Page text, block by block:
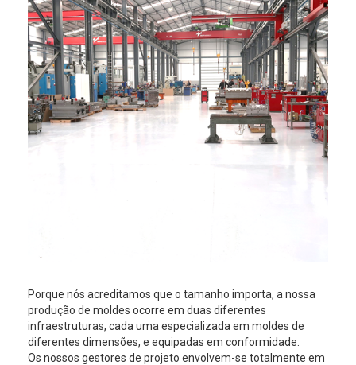
Porque nós acreditamos que o tamanho importa, a nossa
produção de moldes ocorre em duas diferentes
infraestruturas, cada uma especializada em moldes de
diferentes dimensões, e equipadas em conformidade.
Os nossos gestores de projeto envolvem-se totalmente em